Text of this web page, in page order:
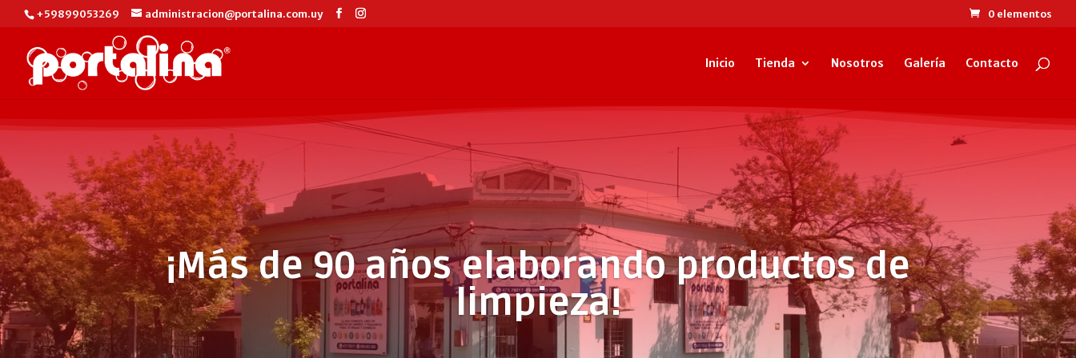
+59899053269 administracion@portalina.com.uy 0 elementos
Inicio Tienda Nosotros Galería Contacto
¡Más de 90 años elaborando productos de
limpieza!